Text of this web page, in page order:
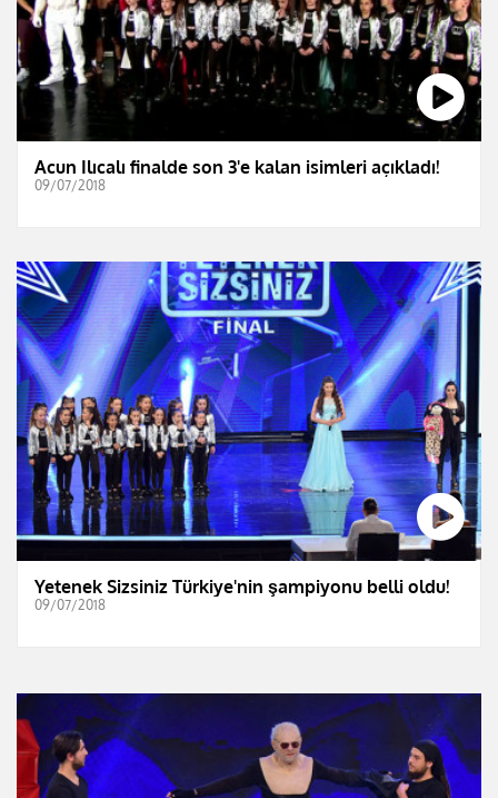
Acun Ilıcalı finalde son 3'e kalan isimleri açıkladı!
09/07/2018
Yetenek Sizsiniz Türkiye'nin şampiyonu belli oldu!
09/07/2018